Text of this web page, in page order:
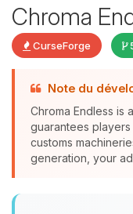
Chroma
CurseForge
Note du
Chroma Endless is
guarantees
customs
generation, your
Youpi,
parler !